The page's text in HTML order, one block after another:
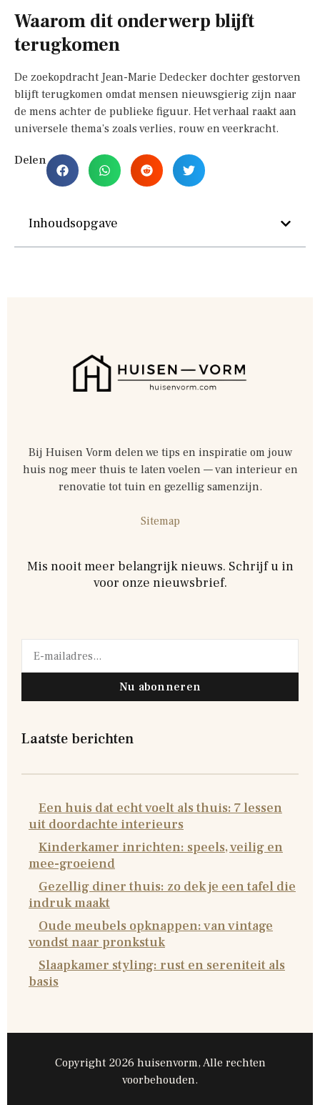
Waarom dit onderwerp blijft
terugkomen
De zoekopdracht Jean-Marie Dedecker dochter gestorven
blijft terugkomen omdat mensen nieuwsgierig zijn naar
de mens achter de publieke figuur. Het verhaal raakt aan
universele thema’s zoals verlies, rouw en veerkracht.
Delen
Inhoudsopgave
Bij Huisen Vorm delen we tips en inspiratie om jouw
huis nog meer thuis te laten voelen — van interieur en
renovatie tot tuin en gezellig samenzijn.
Sitemap
Mis nooit meer belangrijk nieuws. Schrijf u in
voor onze nieuwsbrief.
Nu abonneren
Laatste berichten
Een huis dat echt voelt als thuis: 7 lessen
uit doordachte interieurs
Kinderkamer inrichten: speels, veilig en
mee-groeiend
Gezellig diner thuis: zo dek je een tafel die
indruk maakt
Oude meubels opknappen: van vintage
vondst naar pronkstuk
Slaapkamer styling: rust en sereniteit als
basis
Copyright 2026 huisenvorm, Alle rechten
voorbehouden.